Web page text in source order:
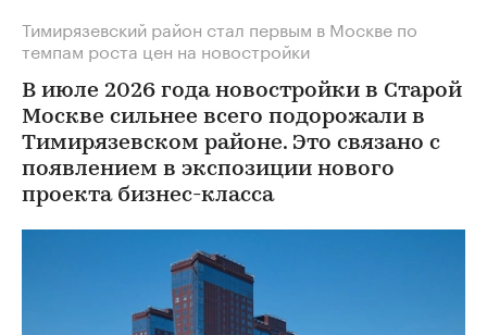
Тимирязевский район стал первым в Москве по
темпам роста цен на новостройки
В июле 2026 года новостройки в Старой
Москве сильнее всего подорожали в
Тимирязевском районе. Это связано с
появлением в экспозиции нового
проекта бизнес-класса